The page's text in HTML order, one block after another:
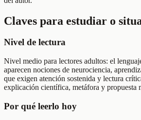
Claves para estudiar o
Nivel de lectura
Nivel medio para lectores adultos: el
aparecen nociones de neurociencia,
que exigen atención sostenida y lectura
explicación científica, metáfora y propuesta
Por qué leerlo hoy